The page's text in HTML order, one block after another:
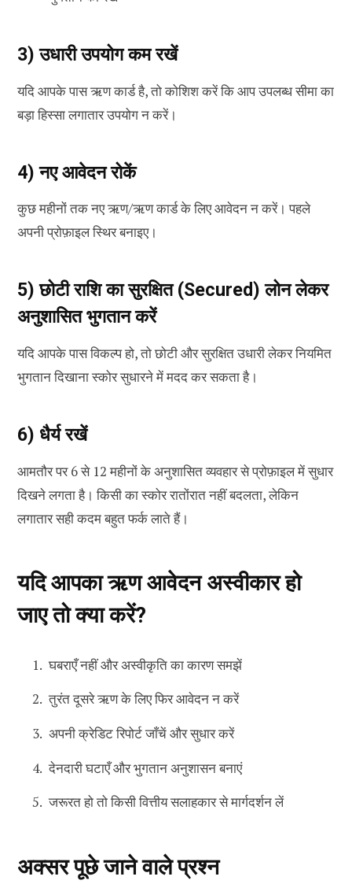
3) उधारी उपयोग कम रखें
यदि आपके पास ऋण कार्ड है, तो कोशिश करें कि आप उपलब्ध सीमा का
बड़ा हिस्सा लगातार उपयोग न करें।
4) नए आवेदन रोकें
कुछ महीनों तक नए ऋण/ऋण कार्ड के लिए आवेदन न करें। पहले
अपनी प्रोफ़ाइल स्थिर बनाइए।
5) छोटी राशि का सुरक्षित (Secured) लोन लेकर
अनुशासित भुगतान करें
यदि आपके पास विकल्प हो, तो छोटी और सुरक्षित उधारी लेकर नियमित
भुगतान दिखाना स्कोर सुधारने में मदद कर सकता है।
6) धैर्य रखें
आमतौर पर 6 से 12 महीनों के अनुशासित व्यवहार से प्रोफ़ाइल में सुधार
दिखने लगता है। किसी का स्कोर रातोंरात नहीं बदलता, लेकिन
लगातार सही कदम बहुत फर्क लाते हैं।
यदि आपका ऋण आवेदन अस्वीकार हो
जाए तो क्या करें?
घबराएँ नहीं और अस्वीकृति का कारण समझें
तुरंत दूसरे ऋण के लिए फिर आवेदन न करें
अपनी क्रेडिट रिपोर्ट जाँचें और सुधार करें
देनदारी घटाएँ और भुगतान अनुशासन बनाएं
जरूरत हो तो किसी वित्तीय सलाहकार से मार्गदर्शन लें
अक्सर पूछे जाने वाले प्रश्न